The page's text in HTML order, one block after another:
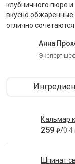
клубничного пюре
вкусно обжаренные
отлично сочетаются
Анна
Эксперт-
Кальмар
259 ₽/0.4
Шпинат